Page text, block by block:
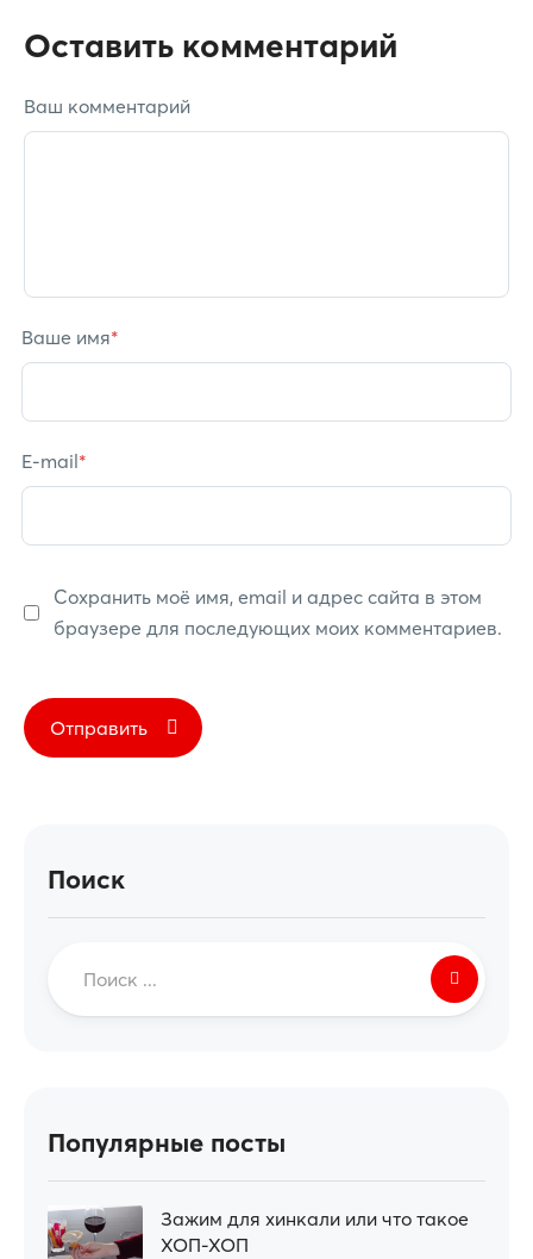
Оставить комментарий
Ваш комментарий
Ваше имя*
E-mail*
Сохранить моё имя, email и адрес сайта в этом
браузере для последующих моих комментариев.
Поиск
Популярные посты
Зажим для хинкали или что такое
ХОП-ХОП